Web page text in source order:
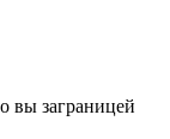
вы заграницей